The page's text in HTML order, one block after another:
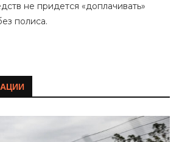
не придется «доплачивать»
полиса.